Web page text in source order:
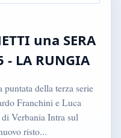
una SERA
- LA RUNGIA
della terza serie
Franchini e Luca
Verbania Intra sul
risto...